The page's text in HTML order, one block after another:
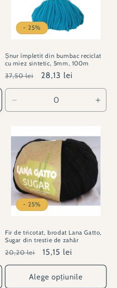
- 25%
Șnur împletit din bumbac reciclat
cu miez sintetic, 5mm, 100m
Preț
obișnuit
37,50 lei
Preț
redus
28,13 lei
cantitatea
JT#001014-
430
- 25%
Fir de tricotat, brodat Lana Gatto,
Sugar din trestie de zahăr
Preț
obișnuit
20,20 lei
Preț
redus
15,15 lei
Alege opțiunile